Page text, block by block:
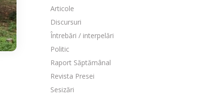
Articole
Discursuri
Întrebări / interpelări
Politic
Raport Săptămânal
Revista Presei
Sesizări